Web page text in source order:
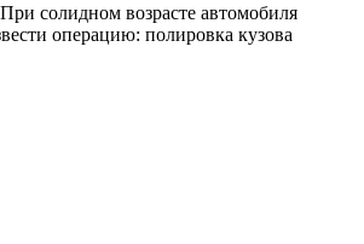
солидном возрасте автомобиля
операцию: полировка кузова